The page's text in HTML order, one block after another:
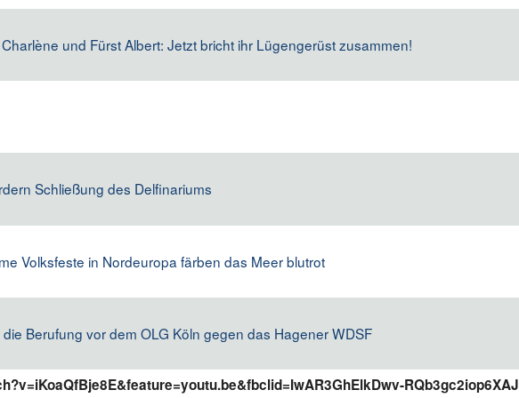
und Fürst Albert: Jetzt bricht ihr Lügengerüst zusammen!
Schließung des Delfinariums
Volksfeste in Nordeuropa färben das Meer blutrot
Berufung vor dem OLG Köln gegen das Hagener WDSF